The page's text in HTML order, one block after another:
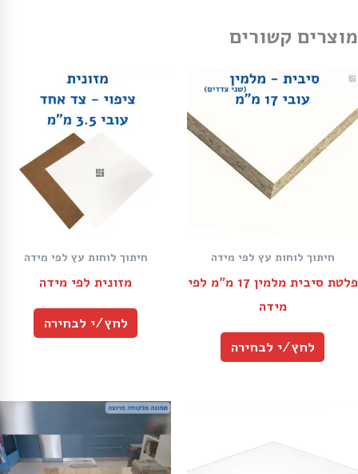
מוצרים קשורים
חיתוך לוחות עץ לפי מידה
פלטת סיבית מלמין 17 מ״מ לפי
מידה
לחץ/י לבחירה
חיתוך לוחות עץ לפי מידה
מזונית לפי מידה
לחץ/י לבחירה